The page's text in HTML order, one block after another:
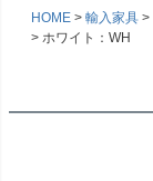
HOME 輸入家具
ホワイト：WH